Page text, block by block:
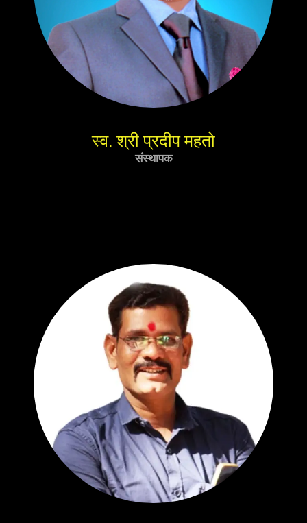
स्व. श्री प्रदीप महतो
संस्थापक